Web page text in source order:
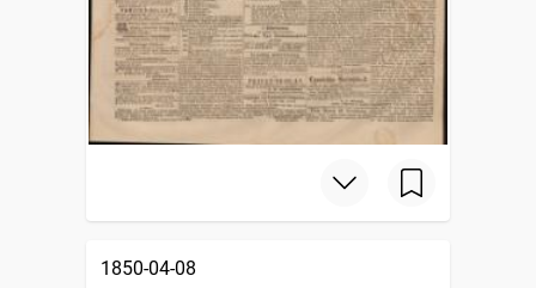
1850-04-08